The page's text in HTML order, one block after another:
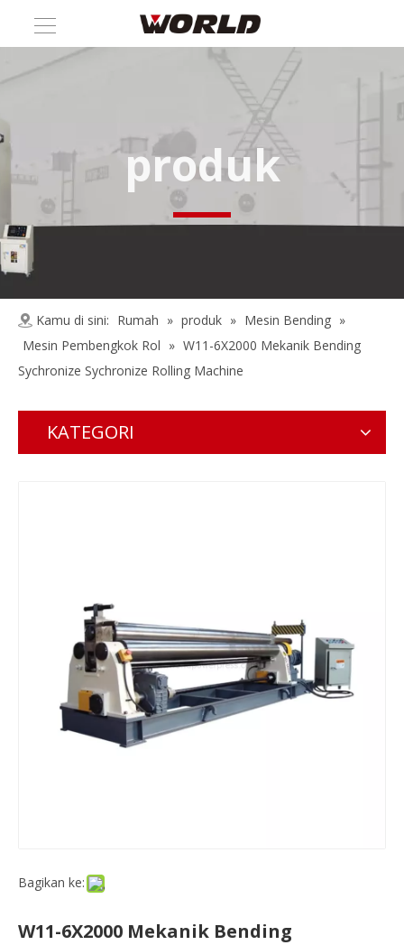
produk
Kamu di sini: Rumah » produk » Mesin Bending »
Mesin Pembengkok Rol » W11-6X2000 Mekanik Bending
Sychronize Sychronize Rolling Machine
KATEGORI
Bagikan ke:
W11-6X2000 Mekanik Bending